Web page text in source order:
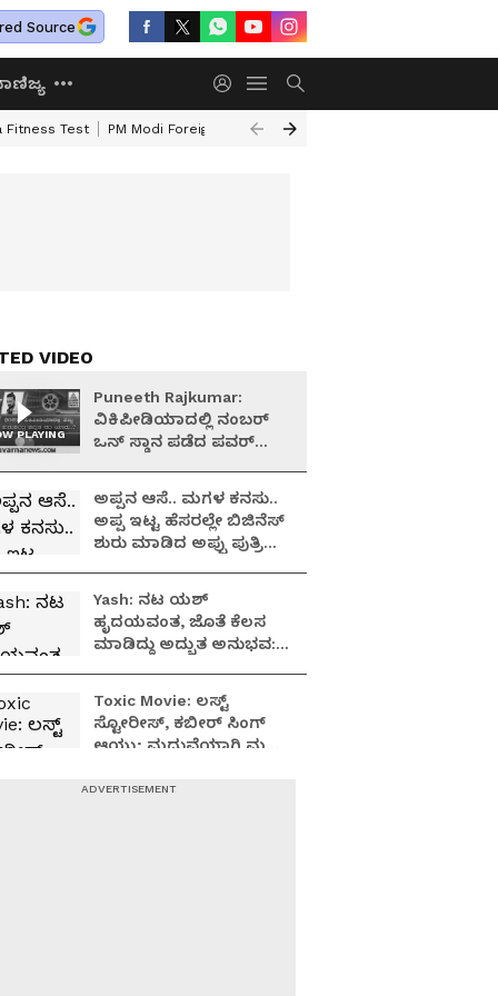
Source
Fitness Test PM Modi Foreign Travel Expenditure
VIDEO
PLAYING
Puneeth Rajkumar:
ವಿಕಿಪೀಡಿಯಾದಲ್ಲಿ ನಂಬರ್
ಒನ್ ಸ್ಥಾನ ಪಡೆದ ಪವರ್
ಅಪ್ಪನ ಆಸೆ.. ಮಗಳ ಕನಸು..
ಅಪ್ಪ ಇಟ್ಟ ಹೆಸರಲ್ಲೇ ಬಿಜಿನೆಸ್​
ಶುರು ಮಾಡಿದ ಅಪ್ಪು ಪುತ್ರಿ
Yash: ನಟ ಯಶ್​
ಹೃದಯವಂತ, ಜೊತೆ ಕೆಲಸ
ಮಾಡಿದ್ದು ಅದ್ಭುತ ಅನುಭವ:
Toxic Movie: ಲಸ್ಟ್
ಸ್ಟೋರೀಸ್, ಕಬೀರ್ ಸಿಂಗ್
ಆಯ್ತು; ಮದುವೆಯಾಗಿ ಮಗು
Advani ಬ್ಯೂಟಿ